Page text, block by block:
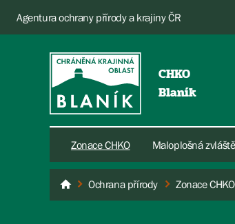
Agentura ochrany přírody a krajiny ČR
CHKO
Blaník
Zonace CHKO Maloplošná
BlaníkOchrana přírody Zonace CHKO